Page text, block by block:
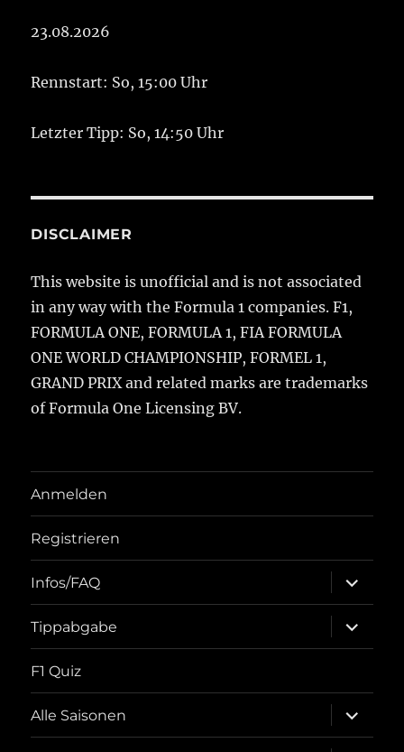
23.08.2026
Rennstart: So, 15:00 Uhr
Letzter Tipp: So, 14:50 Uhr
DISCLAIMER
This website is unofficial and is not associated
in any way with the Formula 1 companies. F1,
FORMULA ONE, FORMULA 1, FIA FORMULA
ONE WORLD CHAMPIONSHIP, FORMEL 1,
GRAND PRIX and related marks are trademarks
of Formula One Licensing BV.
Anmelden
Registrieren
Infos/FAQ
öffnen
Tippabgabe
öffnen
F1 Quiz
Alle Saisonen
öffnen